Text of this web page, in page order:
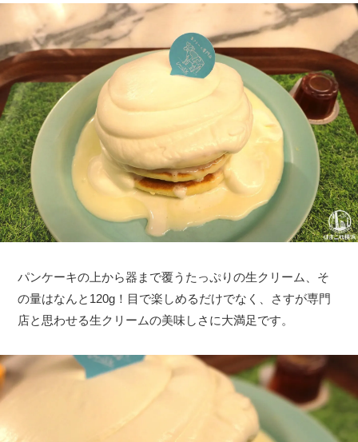
パンケーキの上から器まで覆うたっぷりの生クリーム、そ
の量はなんと120g！目で楽しめるだけでなく、さすが専門
店と思わせる生クリームの美味しさに大満足です。